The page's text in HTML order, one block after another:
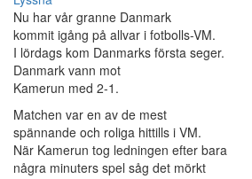
Nu har vår granne Danmark
kommit igång på allvar i fotbolls-VM.
I lördags kom Danmarks första seger.
Danmark vann mot
Kamerun med 2-1.
Matchen var en av de mest
spännande och roliga hittills i VM.
När Kamerun tog ledningen efter bara
några minuters spel såg det mörkt